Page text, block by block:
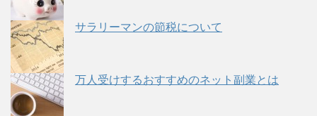
サラリーマンの節税について
万人受けするおすすめのネット副業とは